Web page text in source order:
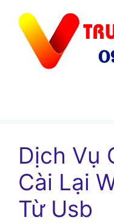
Dịch Vụ
Cài Lại
Từ Usb